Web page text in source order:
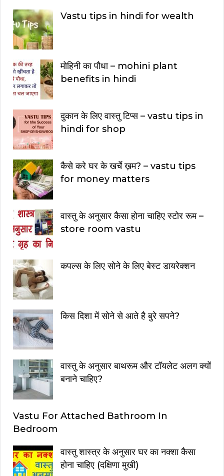
Vastu tips in hindi for wealth
मोहिनी का पौधा – mohini plant
benefits in hindi
दुकान के लिए वास्तु टिप्स – vastu tips in
hindi for shop
कैसे करे घर के खर्चे ख़म? – vastu tips
for money matters
वास्तु के अनुसार कैसा होना चाहिए स्टोर रूम –
store room vastu
कपल्स के लिए सोने के लिए बेस्ट डायरेक्शन
किस दिशा में सोने से आते है बुरे सपने?
वास्तु के अनुसार बाथरूम और टॉयलेट अलग क्यों
बनाने चाहिए?
Vastu For Attached Bathroom In
Bedroom
वास्तु शास्त्र के अनुसार घर का नक्शा कैसा
होना चाहिए (दक्षिणा मुखी)